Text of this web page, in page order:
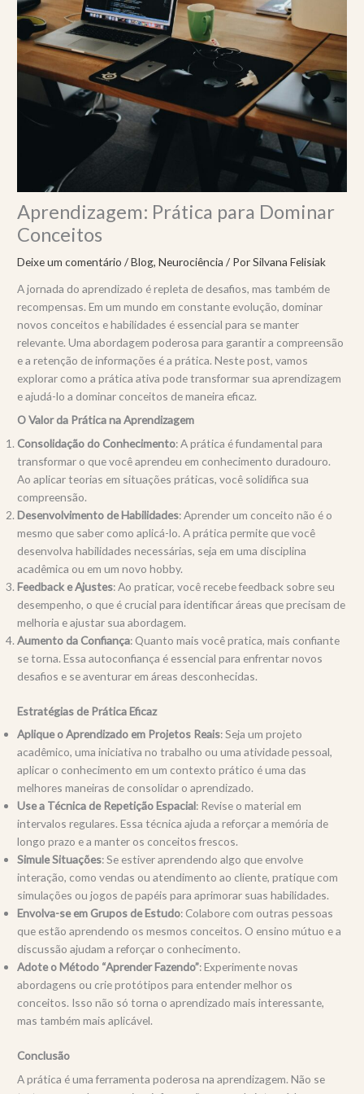
Aprendizagem: Prática para Dominar
Conceitos
Deixe um comentário /Blog,Neurociência / PorSilvana Felisiak
A jornada do aprendizado é repleta de desafios, mas também de
recompensas. Em um mundo em constante evolução, dominar
novos conceitos e habilidades é essencial para se manter
relevante. Uma abordagem poderosa para garantir a compreensão
e a retenção de informações é a prática. Neste post, vamos
explorar como a prática ativa pode transformar sua aprendizagem
e ajudá-lo a dominar conceitos de maneira eficaz.
O Valor da Prática na Aprendizagem
Consolidação do Conhecimento: A prática é fundamental para
transformar o que você aprendeu em conhecimento duradouro.
Ao aplicar teorias em situações práticas, você solidifica sua
compreensão.
Desenvolvimento de Habilidades: Aprender um conceito não é o
mesmo que saber como aplicá-lo. A prática permite que você
desenvolva habilidades necessárias, seja em uma disciplina
acadêmica ou em um novo hobby.
Feedback e Ajustes: Ao praticar, você recebe feedback sobre seu
desempenho, o que é crucial para identificar áreas que precisam de
melhoria e ajustar sua abordagem.
Aumento da Confiança: Quanto mais você pratica, mais confiante
se torna. Essa autoconfiança é essencial para enfrentar novos
desafios e se aventurar em áreas desconhecidas.
Estratégias de Prática Eficaz
Aplique o Aprendizado em Projetos Reais: Seja um projeto
acadêmico, uma iniciativa no trabalho ou uma atividade pessoal,
aplicar o conhecimento em um contexto prático é uma das
melhores maneiras de consolidar o aprendizado.
Use a Técnica de Repetição Espacial: Revise o material em
intervalos regulares. Essa técnica ajuda a reforçar a memória de
longo prazo e a manter os conceitos frescos.
Simule Situações: Se estiver aprendendo algo que envolve
interação, como vendas ou atendimento ao cliente, pratique com
simulações ou jogos de papéis para aprimorar suas habilidades.
Envolva-se em Grupos de Estudo: Colabore com outras pessoas
que estão aprendendo os mesmos conceitos. O ensino mútuo e a
discussão ajudam a reforçar o conhecimento.
Adote o Método “Aprender Fazendo”: Experimente novas
abordagens ou crie protótipos para entender melhor os
conceitos. Isso não só torna o aprendizado mais interessante,
mas também mais aplicável.
Conclusão
A prática é uma ferramenta poderosa na aprendizagem. Não se